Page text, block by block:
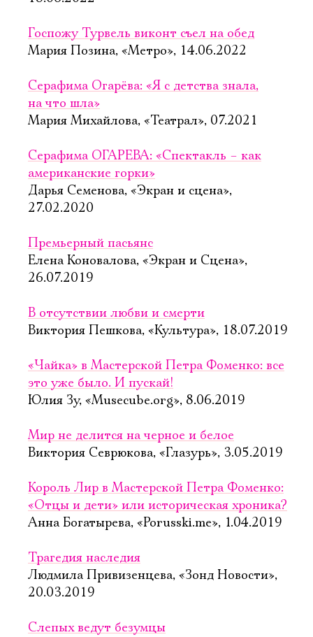
Госпожу Турвель виконт съел на обед
Мария Позина, «Метро», 14.06.2022
Серафима Огарёва: «Я с детства знала,
на что шла»
Мария Михайлова, «Театрал», 07.2021
Серафима ОГАРЕВА: «Спектакль – как
американские горки»
Дарья Семенова, «Экран и сцена»,
27.02.2020
Премьерный пасьянс
Елена Коновалова, «Экран и Сцена»,
26.07.2019
В отсутствии любви и смерти
Виктория Пешкова, «Культура», 18.07.2019
«Чайка» в Мастерской Петра Фоменко: все
это уже было. И пускай!
Юлия Зу, «Musecube.org», 8.06.2019
Мир не делится на черное и белое
Виктория Севрюкова, «Глазурь», 3.05.2019
Король Лир в Мастерской Петра Фоменко:
«Отцы и дети» или историческая хроника?
Анна Богатырева, «Porusski.me», 1.04.2019
Трагедия наследия
Людмила Привизенцева, «Зонд Новости»,
20.03.2019
Слепых ведут безумцы